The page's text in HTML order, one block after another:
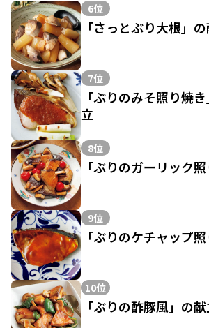
6位
「さっとぶり大根」
7位
「ぶりのみそ照り焼
立
8位
「ぶりのガーリック
9位
「ぶりのケチャップ
10位
「ぶりの酢豚風」の